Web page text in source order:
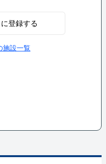
登録する
施設一覧